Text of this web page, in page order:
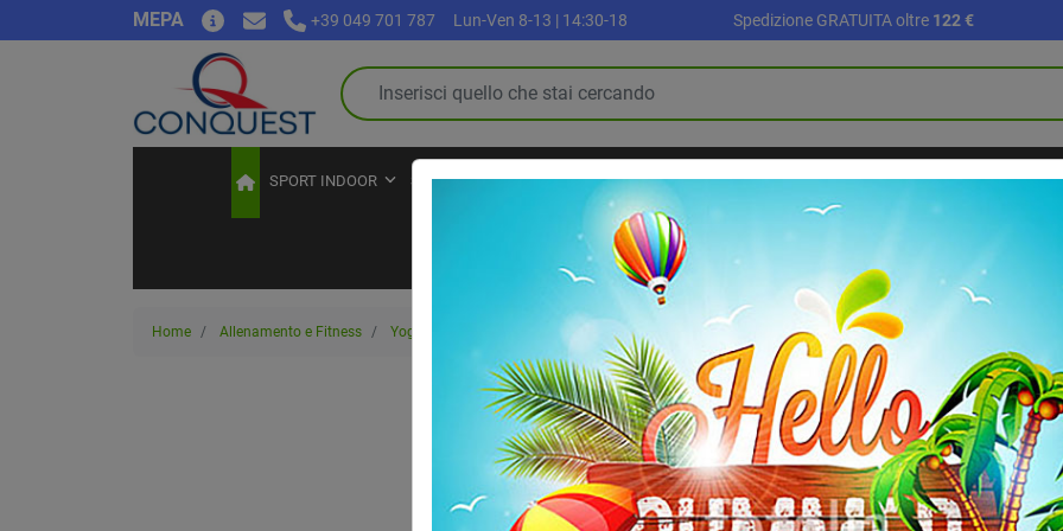
MEPA +39 049 701 787 Lun-Ven 8-13 | 14:30-18 Spedizione GRATUITA oltre 122 €
SPORT INDOOR SPORT OUTDOOR PALLONI E ACCESSORI SETTORE SCUOLA ALLENAMENTO E
RIABILITAZIONE E RECUPERO
Home Allenamento e Fitness Yoga Mattone per yoga 23x15x7,5 cm.
Mattone per yoga
Blocco per yoga in EVA
5/5-1recensioni